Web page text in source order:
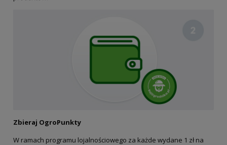
Zbieraj OgroPunkty
W ramach programu lojalnościowego za każde wydane 1 zł na